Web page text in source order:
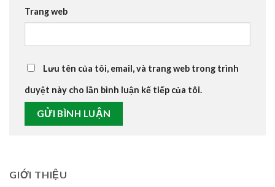
Trang web
Lưu tên của tôi, email, và trang web trong trình
duyệt này cho lần bình luận kế tiếp của tôi.
GIỚI THIỆU